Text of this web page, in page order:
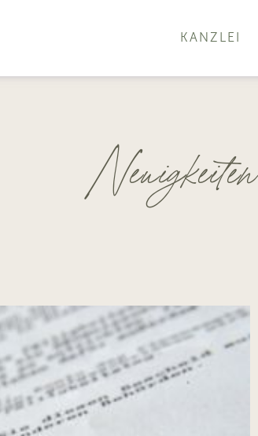
KANZLEI
Neuigkeiten